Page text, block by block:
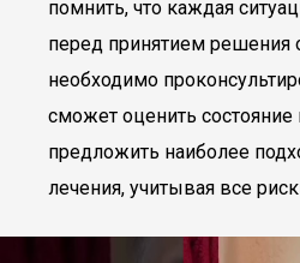
помнить, что каждая
перед принятием решения
необходимо
сможет оценить состояние
предложить наиболее
лечения, учитывая все